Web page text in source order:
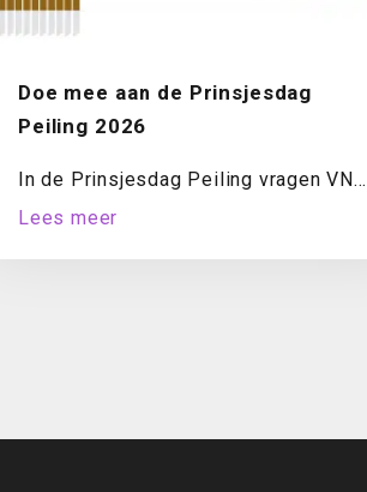
Doe mee aan de Prinsjesdag
Peiling 2026
In de Prinsjesdag Peiling vragen VNO-
NCW en MKB-Nederland ondernemers
jaarlijks naar hun oordeel over...
Lees meer